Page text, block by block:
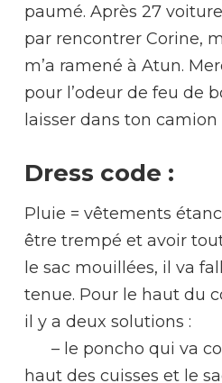
paumé. Après 27
par rencontrer Corine,
m’a ramené à Atun.
pour l’odeur de feu de
laisser dans ton camion
Dress code :
Pluie = vêtements
être trempé et avoir
le sac mouillées, il va
tenue. Pour le haut du
il y a deux solutions :
– le poncho qui va
haut des cuisses et le